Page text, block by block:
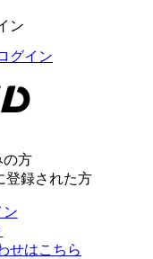
ン
グイン
の方
登録された方
ン
せはこちら